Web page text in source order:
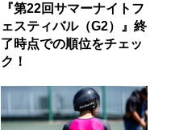
『第22回サマーナイトフ
ェスティバル（G2）』終
了時点での順位をチェッ
ク！